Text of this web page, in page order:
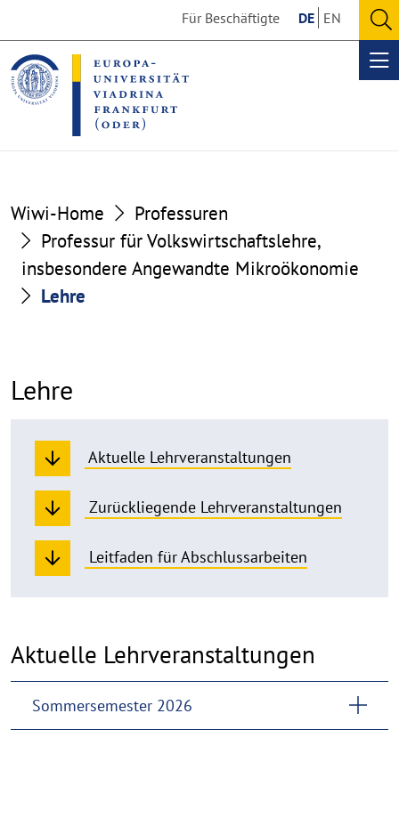
the
content
section
the
footer
section
Für Beschäftigte DE EN
Wiwi-Home
Professuren
Professur für Volkswirtschaftslehre,
insbesondere Angewandte Mikroökonomie
Lehre
Lehre
Aktuelle Lehrveranstaltungen
Zurückliegende Lehrveranstaltungen
Leitfaden für Abschlussarbeiten
Aktuelle Lehrveranstaltungen
Sommersemester 2026